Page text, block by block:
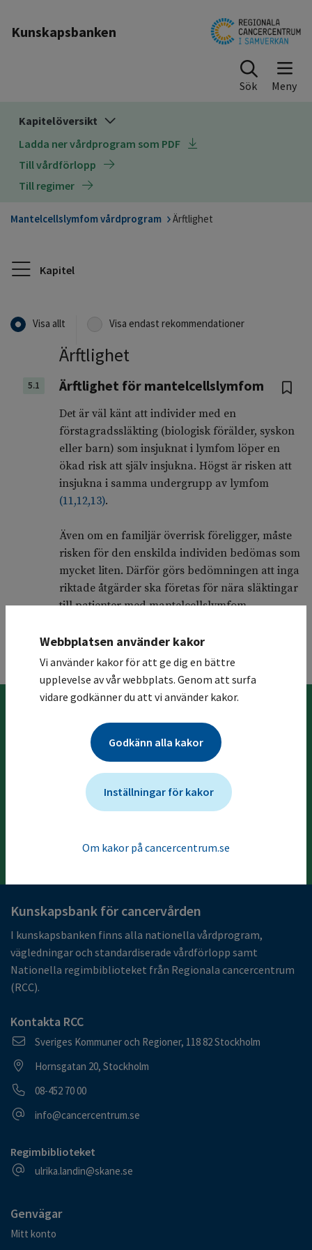
Kunskapsbanken
Sök
Kapitelöversikt
Ladda ner vårdprogram som PDF
Till vårdförlopp
Till regimer
Mantelcellslymfom vårdprogram Ärftlighet
Kapitel
Visa allt Visa endast rekommendationer
Ärftlighet
5.1 Ärftlighet för mantelcellslymfom
Det är väl känt att individer med en
förstagradssläkting (biologisk förälder, syskon
eller barn) som insjuknat i lymfom löper en
ökad risk att själv insjukna. Högst är risken att
insjukna i samma undergrupp av lymfom
(11,12,13).
Även om en familjär överrisk föreligger, måste
risken för den enskilda individen bedömas som
mycket liten. Därför görs bedömningen att inga
riktade åtgärder ska företas för nära släktingar
till patienter med mantelcellslymfom.
Till toppen
Föregående kapitel
4 Bakgrund och orsaker
Nästa kapitel
Webbplatsen använder kakor
Vi använder kakor för att ge dig en bättre
upplevelse av vår webbplats. Genom att surfa
vidare godkänner du att vi använder kakor.
Godkänn alla kakor
Inställningar för kakor
Om kakor på cancercentrum.se
Kunskapsbank för cancervården
I kunskapsbanken finns alla nationella vårdprogram,
vägledningar och standardiserade vårdförlopp samt
Nationella regimbiblioteket från Regionala cancercentrum
(RCC).
Kontakta RCC
Postadress
Sveriges Kommuner och Regioner, 118 82 Stockholm
Besöksadress
Hornsgatan 20, Stockholm
Telefonnummer
08-452 70 00
E-postadress
info@cancercentrum.se
Regimbiblioteket
E-postadress
ulrika.landin@skane.se
Genvägar
Mitt konto